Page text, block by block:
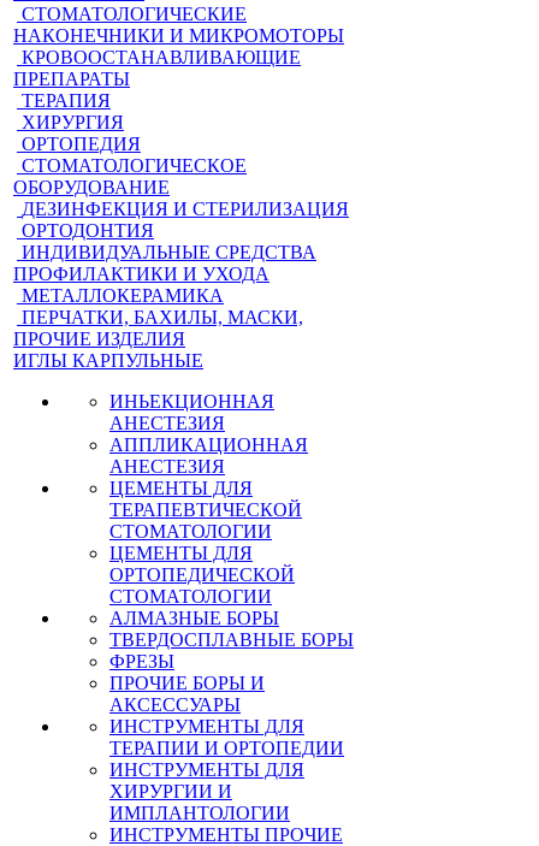
СТОМАТОЛОГИЧЕСКИЕ
НАКОНЕЧНИКИ И МИКРОМОТОРЫ
КРОВООСТАНАВЛИВАЮЩИЕ
ПРЕПАРАТЫ
ТЕРАПИЯ
ХИРУРГИЯ
ОРТОПЕДИЯ
СТОМАТОЛОГИЧЕСКОЕ
ОБОРУДОВАНИЕ
ДЕЗИНФЕКЦИЯ И СТЕРИЛИЗАЦИЯ
ОРТОДОНТИЯ
ИНДИВИДУАЛЬНЫЕ СРЕДСТВА
ПРОФИЛАКТИКИ И УХОДА
МЕТАЛЛОКЕРАМИКА
ПЕРЧАТКИ, БАХИЛЫ, МАСКИ,
ПРОЧИЕ ИЗДЕЛИЯ
ИГЛЫ КАРПУЛЬНЫЕ
ИНЬЕКЦИОННАЯ
АНЕСТЕЗИЯ
АППЛИКАЦИОННАЯ
АНЕСТЕЗИЯ
ЦЕМЕНТЫ ДЛЯ
ТЕРАПЕВТИЧЕСКОЙ
СТОМАТОЛОГИИ
ЦЕМЕНТЫ ДЛЯ
ОРТОПЕДИЧЕСКОЙ
СТОМАТОЛОГИИ
АЛМАЗНЫЕ БОРЫ
ТВЕРДОСПЛАВНЫЕ БОРЫ
ФРЕЗЫ
ПРОЧИЕ БОРЫ И
АКСЕССУАРЫ
ИНСТРУМЕНТЫ ДЛЯ
ТЕРАПИИ И ОРТОПЕДИИ
ИНСТРУМЕНТЫ ДЛЯ
ХИРУРГИИ И
ИМПЛАНТОЛОГИИ
ИНСТРУМЕНТЫ ПРОЧИЕ